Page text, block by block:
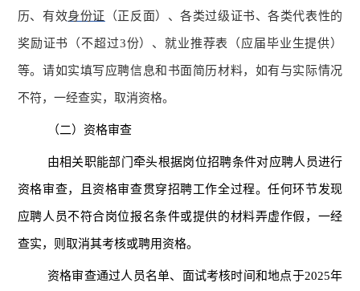
历、有效身份证 （正反面）、各类过级证书、各类代表性的
奖励证书（不超过3份）、就业推荐表（应届毕业生提供）
等。请如实填写应聘信息和书面简历材料，如有与实际情况
不符，一经查实，取消资格。
（二）资格审查
由相关职能部门牵头根据岗位招聘条件对应聘人员进行
资格审查，且资格审查贯穿招聘工作全过程。任何环节发现
应聘人员不符合岗位报名条件或提供的材料弄虚作假，一经
查实，则取消其考核或聘用资格。
资格审查通过人员名单、面试考核时间和地点于2025年